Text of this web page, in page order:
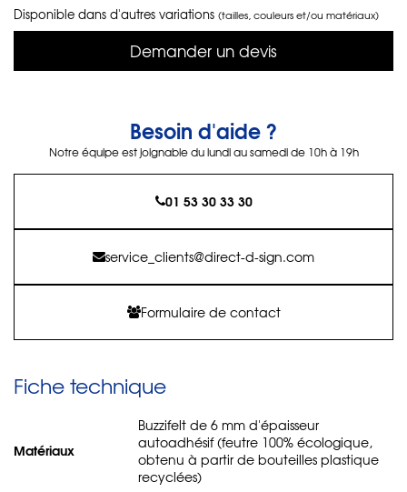
Disponible dans d'autres variations (tailles, couleurs et/ou matériaux)
Demander un devis
Besoin d'aide ?
Notre équipe est joignable du lundi au samedi de 10h à 19h
01 53 30 33 30
service_clients@direct-d-sign.com
Formulaire de contact
Fiche technique
Matériaux
Buzzifelt de 6 mm d'épaisseur
autoadhésif (feutre 100% écologique,
obtenu à partir de bouteilles plastique
recyclées)